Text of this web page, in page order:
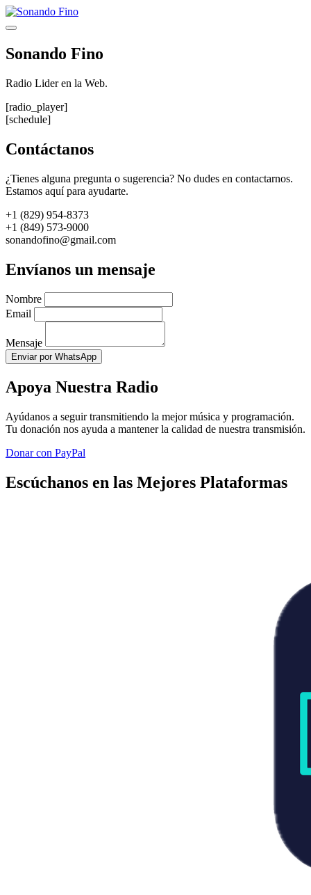
Saltar
al
Menú
Sonando Fino
Radio Lider en la Web.
[radio_player]
[schedule]
Contáctanos
¿Tienes alguna pregunta o sugerencia? No dudes en contactarnos.
Estamos aquí para ayudarte.
+1 (829) 954-8373
+1 (849) 573-9000
sonandofino@gmail.com
Envíanos un mensaje
Nombre
Email
Mensaje
Enviar por WhatsApp
Apoya Nuestra Radio
Ayúdanos a seguir transmitiendo la mejor música y programación.
Tu donación nos ayuda a mantener la calidad de nuestra transmisión.
Donar con PayPal
Escúchanos en las Mejores Plataformas